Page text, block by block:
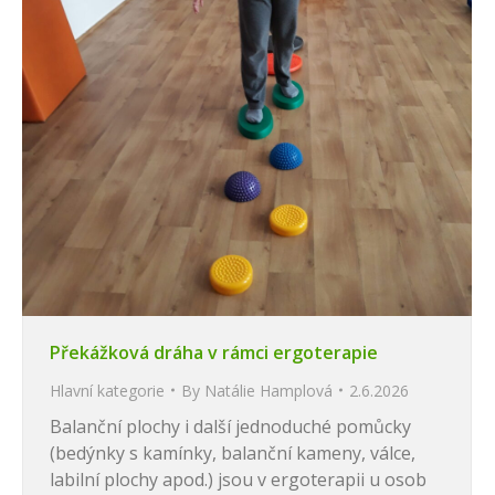
Překážková dráha v rámci ergoterapie
Hlavní kategorie By Natálie Hamplová 2.6.2026
Balanční plochy i další jednoduché pomůcky
(bedýnky s kamínky, balanční kameny, válce,
labilní plochy apod.) jsou v ergoterapii u osob